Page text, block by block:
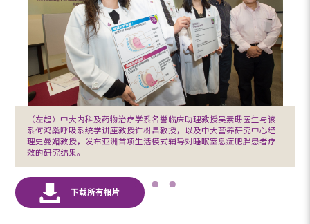
（左起）中大内科及药物治疗学系名誉临床助理教授吴素珊医生与该
系何鸿燊呼吸系统学讲座教授许树昌教授，以及中大营养研究中心经
理史曼媚教授，发布亚洲首项生活模式辅导对睡眠窒息症肥胖患者疗
效的研究结果。